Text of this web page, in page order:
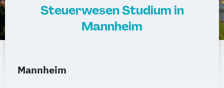
Maschinenbau - Konstruktion und
Gebäudeausrüstung
Steuerwesen Studium in
Mannheim
Mannheim